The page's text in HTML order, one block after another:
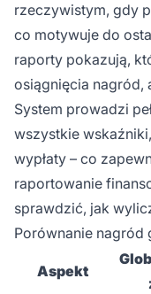
rzeczywistym, gdy
co motywuje do
raporty pokazują,
osiągnięcia nagród,
System prowadzi
wszystkie
wypłaty – co
raportowanie
sprawdzić, jak
Porównanie nagród
Aspekt